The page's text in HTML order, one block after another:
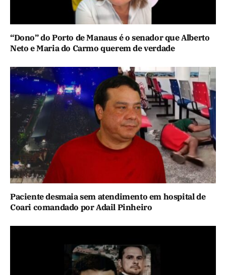
“Dono” do Porto de Manaus é o senador que Alberto
Neto e Maria do Carmo querem de verdade
Paciente desmaia sem atendimento em hospital de
Coari comandado por Adail Pinheiro